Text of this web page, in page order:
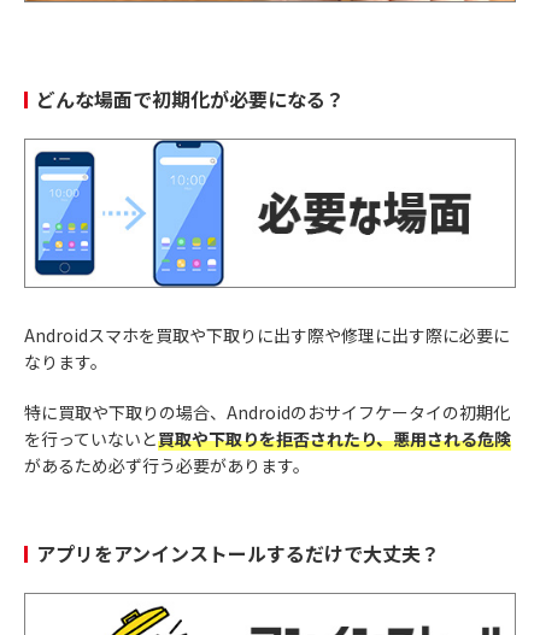
どんな場面で初期化が必要になる？
Androidスマホを買取や下取りに出す際や修理に出す際に必要に
なります。
特に買取や下取りの場合、Androidのおサイフケータイの初期化
を行っていないと買取や下取りを拒否されたり、悪用される危険
があるため必ず行う必要があります。
アプリをアンインストールするだけで大丈夫？